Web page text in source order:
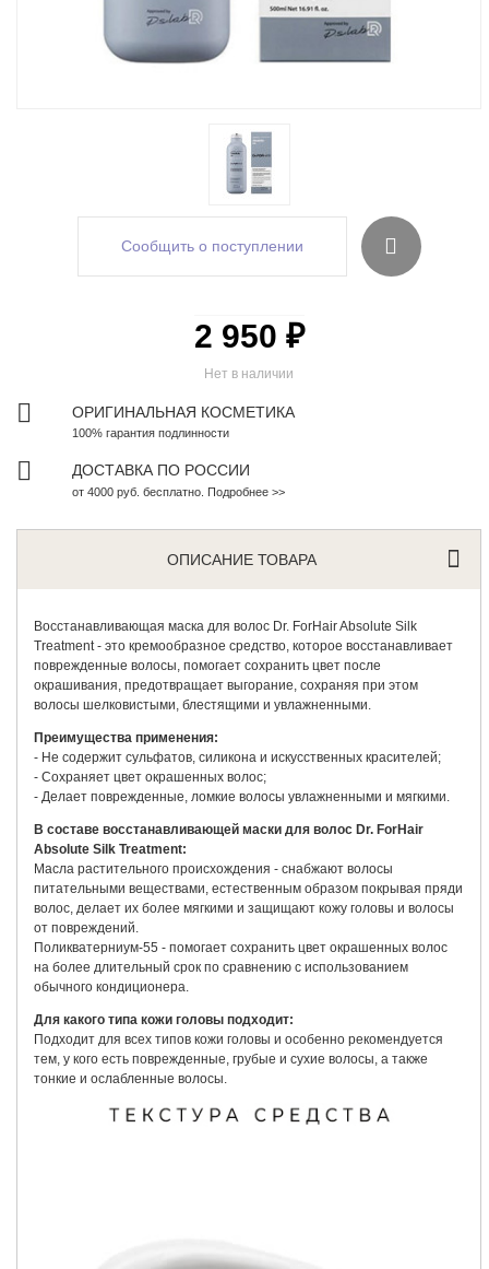
Сообщить о поступлении
Нет в наличии
2 950 ₽
ОРИГИНАЛЬНАЯ КОСМЕТИКА
100% гарантия подлинности
ДОСТАВКА ПО РОССИИ
от 4000 руб. бесплатно. Подробнее >>
ОПИСАНИЕ ТОВАРА
Восстанавливающая маска для волос Dr. ForHair Absolute Silk
Treatment - это кремообразное средство, которое восстанавливает
поврежденные волосы, помогает сохранить цвет после
окрашивания, предотвращает выгорание, сохраняя при этом
волосы шелковистыми, блестящими и увлажненными.
Преимущества применения:
- Не содержит сульфатов, силикона и искусственных красителей;
- Сохраняет цвет окрашенных волос;
- Делает поврежденные, ломкие волосы увлажненными и мягкими.
В составе восстанавливающей маски для волос Dr. ForHair
Absolute Silk Treatment:
Масла растительного происхождения - снабжают волосы
питательными веществами, естественным образом покрывая пряди
волос, делает их более мягкими и защищают кожу головы и волосы
от повреждений.
Поликватерниум-55 - помогает сохранить цвет окрашенных волос
на более длительный срок по сравнению с использованием
обычного кондиционера.
Для какого типа кожи головы подходит:
Подходит для всех типов кожи головы и особенно рекомендуется
тем, у кого есть поврежденные, грубые и сухие волосы, а также
тонкие и ослабленные волосы.